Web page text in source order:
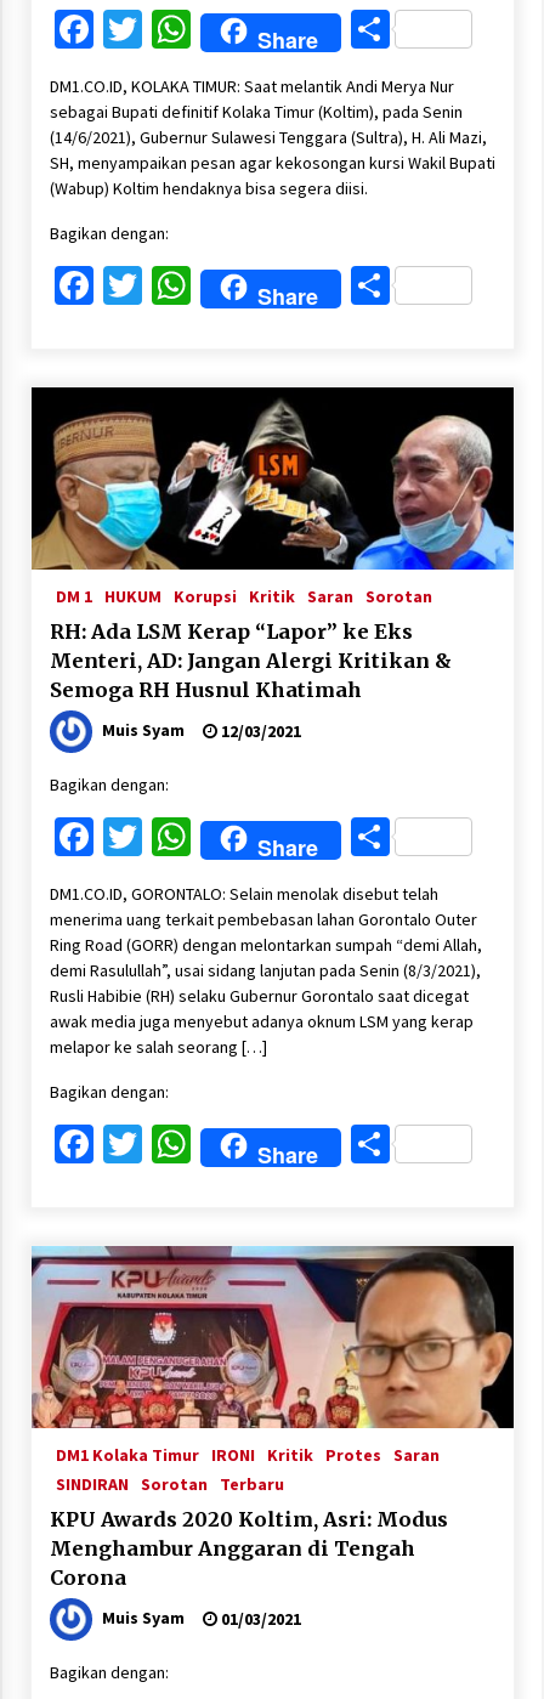
Facebook
Twitter
WhatsApp
Share Share
DM1.CO.ID, KOLAKA TIMUR: Saat melantik Andi Merya Nur
sebagai Bupati definitif Kolaka Timur (Koltim), pada Senin
(14/6/2021), Gubernur Sulawesi Tenggara (Sultra), H. Ali Mazi,
SH, menyampaikan pesan agar kekosongan kursi Wakil Bupati
(Wabup) Koltim hendaknya bisa segera diisi.
Bagikan dengan:
Facebook
Twitter
WhatsApp
Share Share
DM 1 HUKUM Korupsi Kritik Saran Sorotan
RH: Ada LSM Kerap “Lapor” ke Eks
Menteri, AD: Jangan Alergi Kritikan &
Semoga RH Husnul Khatimah
Muis Syam 12/03/2021
Bagikan dengan:
Facebook
Twitter
WhatsApp
Share Share
DM1.CO.ID, GORONTALO: Selain menolak disebut telah
menerima uang terkait pembebasan lahan Gorontalo Outer
Ring Road (GORR) dengan melontarkan sumpah “demi Allah,
demi Rasulullah”, usai sidang lanjutan pada Senin (8/3/2021),
Rusli Habibie (RH) selaku Gubernur Gorontalo saat dicegat
awak media juga menyebut adanya oknum LSM yang kerap
melapor ke salah seorang […]
Bagikan dengan:
Facebook
Twitter
WhatsApp
Share Share
DM1 Kolaka Timur IRONI Kritik Protes
Saran
SINDIRAN Sorotan Terbaru
KPU Awards 2020 Koltim, Asri: Modus
Menghambur Anggaran di Tengah
Corona
Muis Syam 01/03/2021
Bagikan dengan: